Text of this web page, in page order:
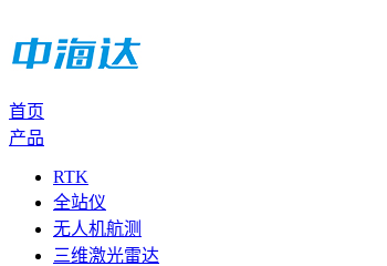
首页
产品
RTK
全站仪
无人机航测
三维激光雷达